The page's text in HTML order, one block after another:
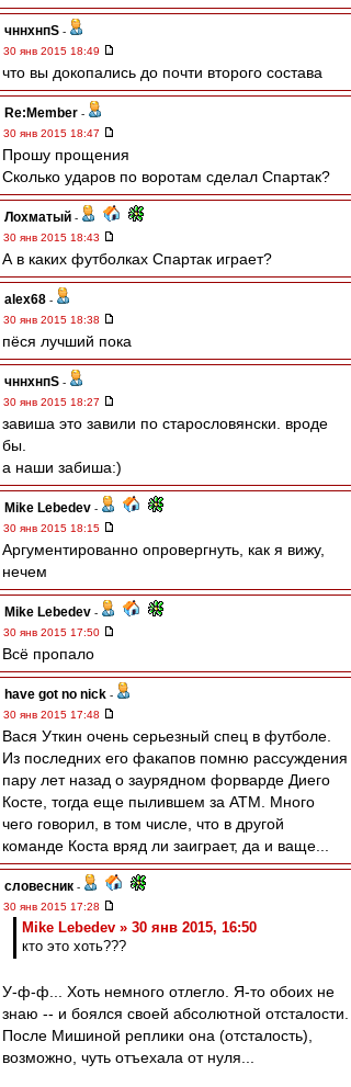
чннхнпS -
30 янв 2015 18:49
что вы докопались до почти второго состава
Re:Member -
30 янв 2015 18:47
Прошу прощения
Сколько ударов по воротам сделал Спартак?
Лохматый -
30 янв 2015 18:43
А в каких футболках Спартак играет?
alex68 -
30 янв 2015 18:38
пёся лучший пока
чннхнпS -
30 янв 2015 18:27
завиша это завили по старословянски. вроде
бы.
а наши забиша:)
Mike Lebedev -
30 янв 2015 18:15
Аргументированно опровергнуть, как я вижу,
нечем
Mike Lebedev -
30 янв 2015 17:50
Всё пропало
have got no nick -
30 янв 2015 17:48
Вася Уткин очень серьезный спец в футболе.
Из последних его факапов помню рассуждения
пару лет назад о заурядном форварде Диего
Косте, тогда еще пылившем за АТМ. Много
чего говорил, в том числе, что в другой
команде Коста вряд ли заиграет, да и ваще...
словесник -
30 янв 2015 17:28
Mike Lebedev » 30 янв 2015, 16:50
кто это хоть???
У-ф-ф... Хоть немного отлегло. Я-то обоих не
знаю -- и боялся своей абсолютной отсталости.
После Мишиной реплики она (отсталость),
возможно, чуть отъехала от нуля...